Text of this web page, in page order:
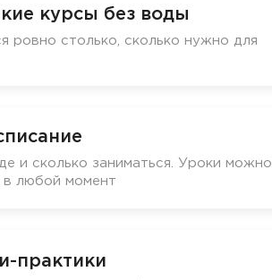
курсы без воды
ровно столько, сколько нужно для
и сколько заниматься. Уроки можно
в любой момент
практики